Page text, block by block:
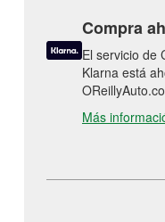
Compra
El servicio de
Klarna está
Más